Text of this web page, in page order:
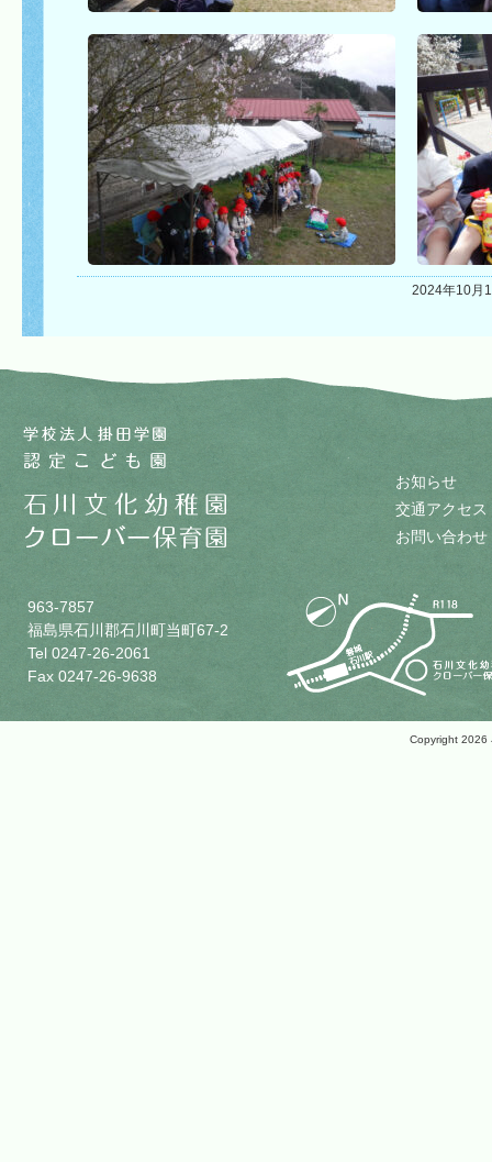
2024年10月
963-7857
福島県石川郡石川町当町67-2
Tel 0247-26-2061
Fax 0247-26-9638
お知らせ
交通アクセス
お問い合わせ
Copyright 2026